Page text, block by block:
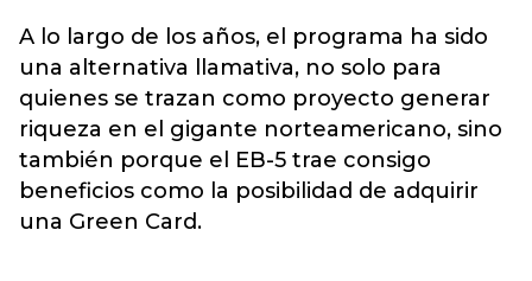
A lo largo de los años, el programa ha sido
una alternativa llamativa, no solo para
quienes se trazan como proyecto generar
riqueza en el gigante norteamericano, sino
también porque el EB-5 trae consigo
beneficios como la posibilidad de adquirir
una Green Card.